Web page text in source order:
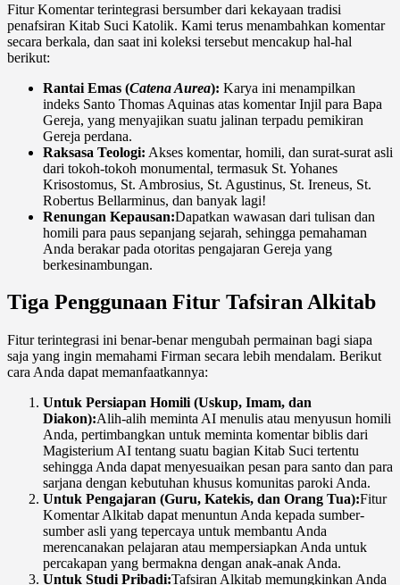
Fitur Komentar terintegrasi bersumber dari kekayaan tradisi
penafsiran Kitab Suci Katolik. Kami terus menambahkan komentar
secara berkala, dan saat ini koleksi tersebut mencakup hal-hal
berikut:
Rantai Emas (Catena Aurea): Karya ini menampilkan
indeks Santo Thomas Aquinas atas komentar Injil para Bapa
Gereja, yang menyajikan suatu jalinan terpadu pemikiran
Gereja perdana.
Raksasa Teologi: Akses komentar, homili, dan surat-surat asli
dari tokoh-tokoh monumental, termasuk St. Yohanes
Krisostomus, St. Ambrosius, St. Agustinus, St. Ireneus, St.
Robertus Bellarminus, dan banyak lagi!
Renungan Kepausan:Dapatkan wawasan dari tulisan dan
homili para paus sepanjang sejarah, sehingga pemahaman
Anda berakar pada otoritas pengajaran Gereja yang
berkesinambungan.
Tiga Penggunaan Fitur Tafsiran Alkitab
Fitur terintegrasi ini benar-benar mengubah permainan bagi siapa
saja yang ingin memahami Firman secara lebih mendalam. Berikut
cara Anda dapat memanfaatkannya:
Untuk Persiapan Homili (Uskup, Imam, dan
Diakon):Alih-alih meminta AI menulis atau menyusun homili
Anda, pertimbangkan untuk meminta komentar biblis dari
Magisterium AI tentang suatu bagian Kitab Suci tertentu
sehingga Anda dapat menyesuaikan pesan para santo dan para
sarjana dengan kebutuhan khusus komunitas paroki Anda.
Untuk Pengajaran (Guru, Katekis, dan Orang Tua):Fitur
Komentar Alkitab dapat menuntun Anda kepada sumber-
sumber asli yang tepercaya untuk membantu Anda
merencanakan pelajaran atau mempersiapkan Anda untuk
percakapan yang bermakna dengan anak-anak Anda.
Untuk Studi Pribadi:Tafsiran Alkitab memungkinkan Anda